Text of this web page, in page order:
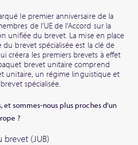
le premier anniversaire de la
de l’UE de l’Accord sur la
unifiée du brevet. La mise en place
brevet spécialisée est la clé de
créera les premiers brevets à effet
brevet unitaire comprend
unitaire, un régime linguistique et
spécialisée.
et sommes-nous plus proches d’un
?
(JUB)